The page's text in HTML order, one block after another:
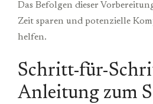
Das Befolgen dieser
Zeit sparen und potenzielle
helfen.
Schritt-für-
Anleitung zum